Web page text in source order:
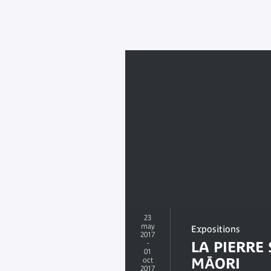
23
may
2017
-
01
oct
2017
Expositions
LA PIERRE
MĀORI